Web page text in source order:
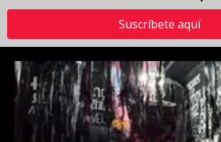
Suscríbete aquí